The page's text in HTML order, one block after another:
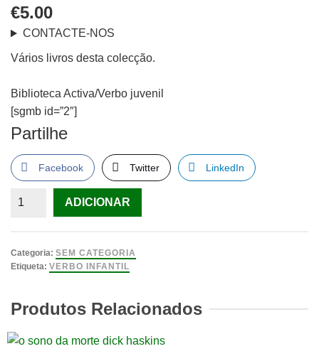
€5.00
CONTACTE-NOS
Vários livros desta colecção.
Biblioteca Activa/Verbo juvenil
[sgmb id=”2″]
Partilhe
Facebook Twitter LinkedIn
Quantidade
Activa/Verbo
juvenil
ADICIONAR
Categoria: SEM CATEGORIA
Etiqueta: VERBO INFANTIL
Produtos Relacionados